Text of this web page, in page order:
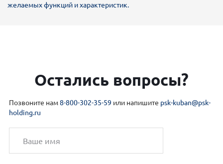
желаемых функций и характеристик.
Остались вопросы?
Позвоните нам8-800-302-35-59 или напишите psk-kuban@psk-
holding.ru